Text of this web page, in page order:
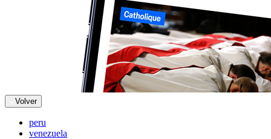
Volver
peru
venezuela